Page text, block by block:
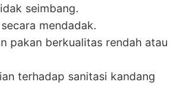
seimbang.
mendadak.
pakan berkualitas rendah atau
terhadap sanitasi kandang